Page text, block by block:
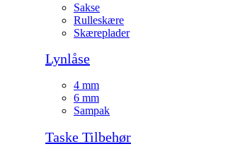
Sakse
Rulleskære
Skæreplader
Lynlåse
4 mm
6 mm
Sampak
Taske Tilbehør